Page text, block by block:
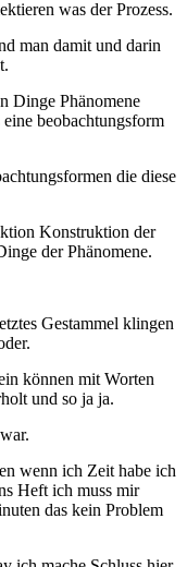
was der Prozess.
man damit und darin
Dinge Phänomene
eine beobachtungsform
die diese
Konstruktion der
der Phänomene.
Gestammel klingen
können mit Worten
und so ja ja.
wenn ich Zeit habe ich
Heft ich muss mir
das kein Problem